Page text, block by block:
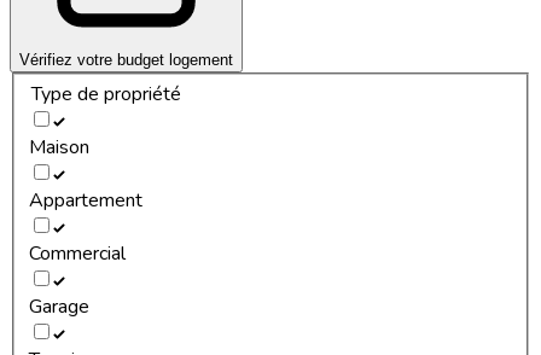
Vérifiez votre budget logement
Type de propriété
Maison
Appartement
Commercial
Garage